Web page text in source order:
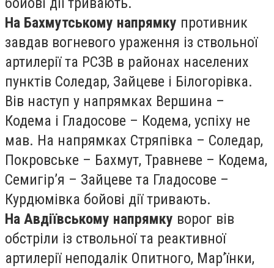
На Бахмутському напрямку противник
завдав вогневого ураження із ствольної
артилерії та РСЗВ в районах населених
пунктів Соледар, Зайцеве і Білогорівка.
Вів наступ у напрямках Вершина –
Кодема і Гладосове – Кодема, успіху не
мав. На напрямках Стряпівка – Соледар,
Покровське – Бахмут, Травневе – Кодема,
Семигір’я – Зайцеве та Гладосове –
Курдюмівка бойові дії тривають.
На Авдіївському напрямку ворог вів
обстріли із ствольної та реактивної
артилерії неподалік Опитного, Мар’їнки,